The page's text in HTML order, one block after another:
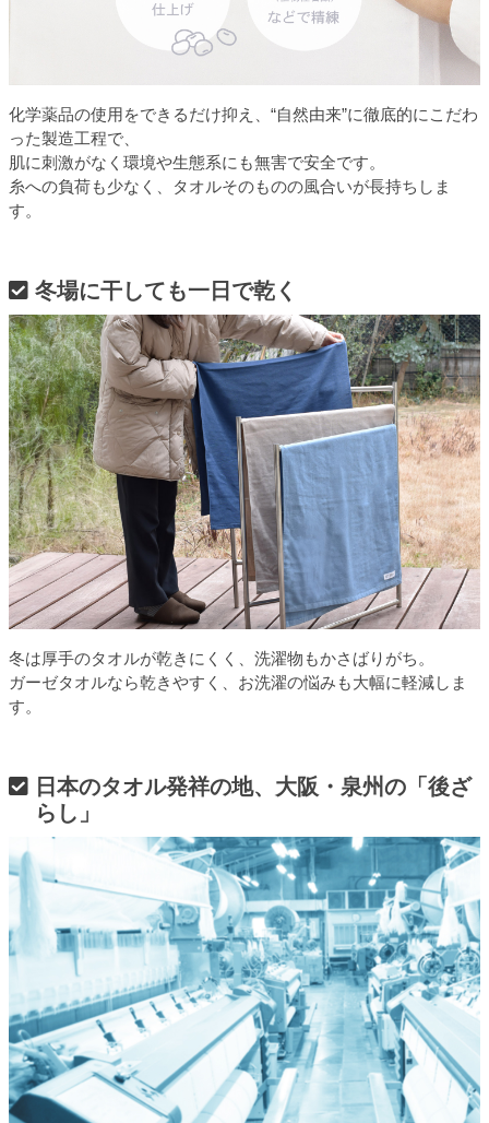
化学薬品の使用をできるだけ抑え、“自然由来”に徹底的にこだわ
った製造工程で、
肌に刺激がなく環境や生態系にも無害で安全です。
糸への負荷も少なく、タオルそのものの風合いが長持ちしま
す。
冬場に干しても一日で乾く
冬は厚手のタオルが乾きにくく、洗濯物もかさばりがち。
ガーゼタオルなら乾きやすく、お洗濯の悩みも大幅に軽減しま
す。
日本のタオル発祥の地、大阪・泉州の「後ざ
らし」